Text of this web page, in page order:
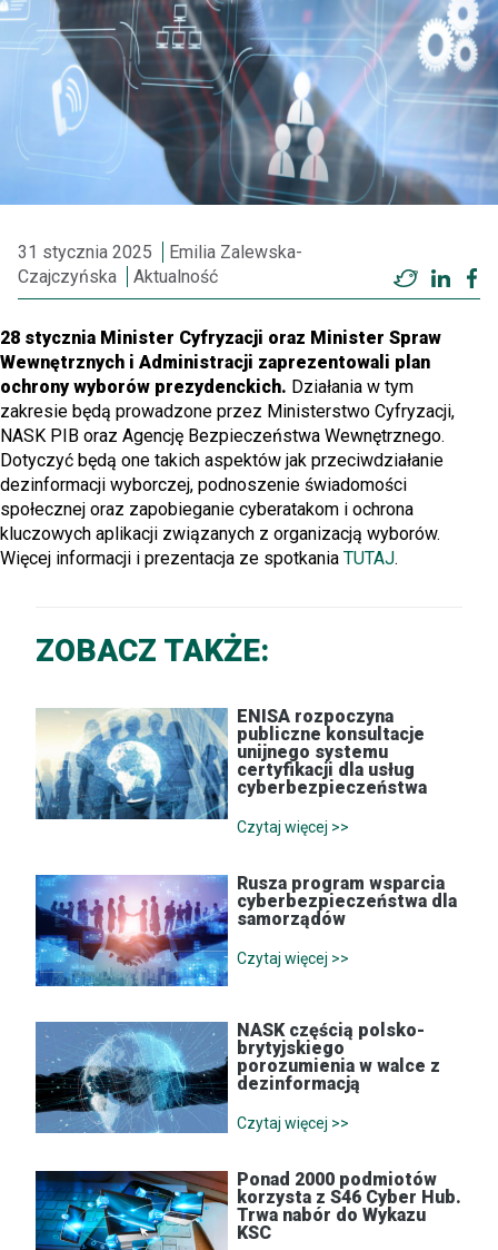
31 stycznia 2025
Emilia Zalewska-
Czajczyńska
Aktualność Twitter
28 stycznia Minister Cyfryzacji oraz Minister Spraw
Wewnętrznych i Administracji zaprezentowali plan
ochrony wyborów prezydenckich. Działania w tym
zakresie będą prowadzone przez Ministerstwo Cyfryzacji,
NASK PIB oraz Agencję Bezpieczeństwa Wewnętrznego.
Dotyczyć będą one takich aspektów jak przeciwdziałanie
dezinformacji wyborczej, podnoszenie świadomości
społecznej oraz zapobieganie cyberatakom i ochrona
kluczowych aplikacji związanych z organizacją wyborów.
Więcej informacji i prezentacja ze spotkania TUTAJ.
ZOBACZ TAKŻE:
ENISA rozpoczyna
publiczne konsultacje
unijnego systemu
certyfikacji dla usług
cyberbezpieczeństwa
Czytaj więcej >>
Rusza program wsparcia
cyberbezpieczeństwa dla
samorządów
Czytaj więcej >>
NASK częścią polsko-
brytyjskiego
porozumienia w walce z
dezinformacją
Czytaj więcej >>
Ponad 2000 podmiotów
korzysta z S46 Cyber Hub.
Trwa nabór do Wykazu
KSC